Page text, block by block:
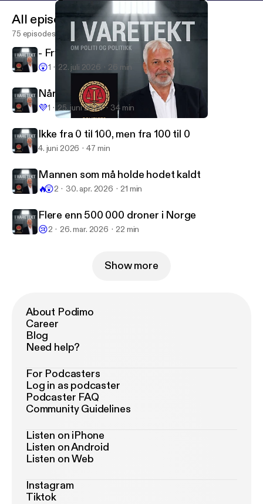
I varetekt - om politi og politikk
All episodes
75 episodes
- Frykter at 22. juli kan skje igjen
😲1 22. juli 2026 26 min
Når hatet tar overhånd
💜1 25. juni 2026 34 min
Ikke fra 0 til 100, men fra 100 til 0
4. juni 2026 47 min
Mannen som må holde hodet kaldt
🔥😲2 30. apr. 2026 21 min
Flere enn 500 000 droner i Norge
😢2 26. mar. 2026 22 min
Show more
About Podimo
Career
Blog
Need help?
For Podcasters
Log in as podcaster
Podcaster FAQ
Community Guidelines
Listen on iPhone
Listen on Android
Listen on Web
Instagram
Tiktok